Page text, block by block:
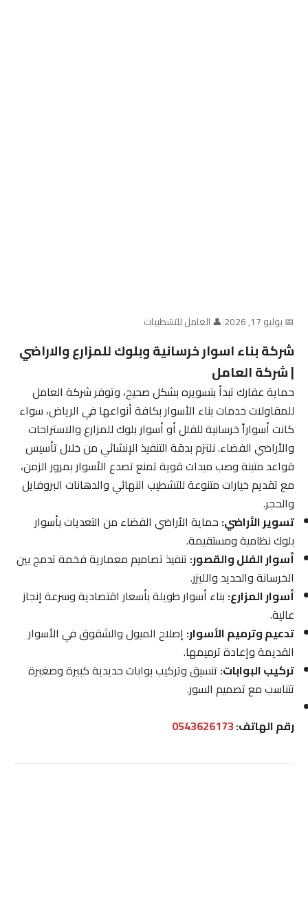
📅 يوليو 17, 2026 |👤 العامل للتشطيبات
شركة بناء اسوار خرسانية وبلوك للمزارع والاراضي
| شركة العامل
حماية عقارك تبدأ بتسويره بشكل صحيح، وتوفر شركة العامل
للمقاولات خدمات بناء الأسوار بكافة أنواعها في الرياض، سواء
كانت أسواراً خرسانية للفلل أو أسوار بلوك للمزارع والاستراحات
والأراضي الفضاء. نلتزم بدقة التنفيذ الإنشائي من خلال تأسيس
قواعد متينة وصب ميدات قوية تمنع تصدع الأسوار بمرور الزمن،
مع تقديم خيارات متنوعة للتشطيب النهائي والدهانات البروفايل
والحجر.
تسوير الأراضي:حماية الأراضي الفضاء من التعديات بأسوار
بلوك نظامية ومستقيمة.
أسوار الفلل والقصور:تنفيذ تصاميم معمارية فخمة تدمج بين
الخرسانة والحديد والليزر.
أسوار المزارع:بناء أسوار طويلة بأسعار اقتصادية وسرعة إنجاز
عالية.
تدعيم وترميم الأسوار:إصلاح الميول والشقوق في الأسوار
القديمة وإعادة ترميمها.
تركيب البوابات:تنسيق وتركيب بوابات حديدية كبيرة وصغيرة
تتناسب مع تصميم السور.
رقم الهاتف:0543626173